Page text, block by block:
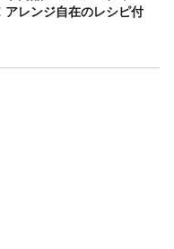
アレンジ自在のレシピ付